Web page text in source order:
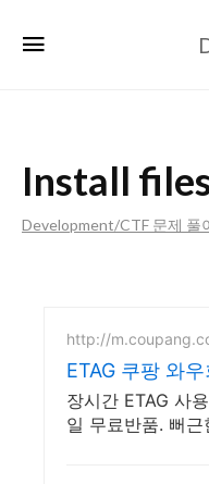
Install
Development/CTF 문제 풀
http://
ETAG 쿠팡 와
장시간 ETAG 사
일 무료반품. 뻐